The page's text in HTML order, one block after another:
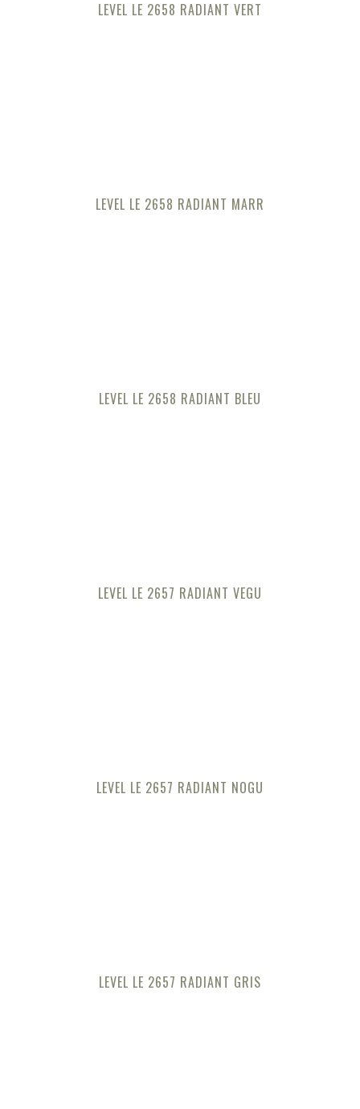
LEVEL LE 2658 RADIANT VERT
LEVEL LE 2658 RADIANT MARR
LEVEL LE 2658 RADIANT BLEU
LEVEL LE 2657 RADIANT VEGU
LEVEL LE 2657 RADIANT NOGU
LEVEL LE 2657 RADIANT GRIS